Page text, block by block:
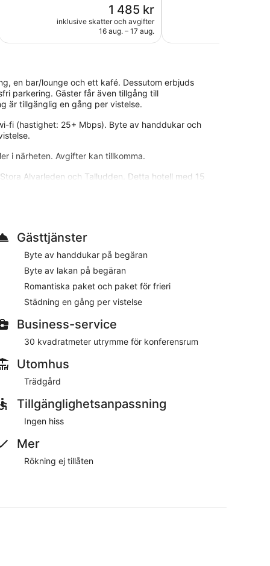
Priset
är
1 485 kr
1 485 kr
inklusive skatter och avgifter
16 aug. – 17 aug.
en bar/lounge och ett kafé. Dessutom erbjuds
parkering. Gäster får även tillgång till
är tillgänglig en gång per vistelse.
fi (hastighet: 25+ Mbps). Byte av handdukar och
i närheten. Avgifter kan tillkomma.
Alvarleden och Talludden. Detta hotell med 15
parkering.
deras kafé.
utrymmen, konferensrum och en trädgård. Om
på frågor under din vistelse, och erbjuder
drink på baren/loungen. Gratis frukost serveras
Det är gratis att parkera.
Gästtjänster
Byte av handdukar på begäran
Byte av lakan på begäran
Romantiska paket och paket för frieri
Städning en gång per vistelse
Business-service
30 kvadratmeter utrymme för konferensrum
Utomhus
Trädgård
Tillgänglighetsanpassning
Ingen hiss
Mer
Rökning ej tillåten